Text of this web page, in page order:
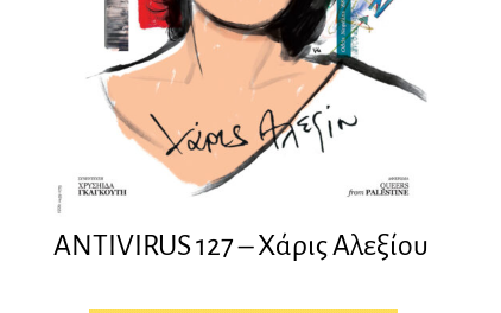
ANTIVIRUS 127 – Xάρις Αλεξίου